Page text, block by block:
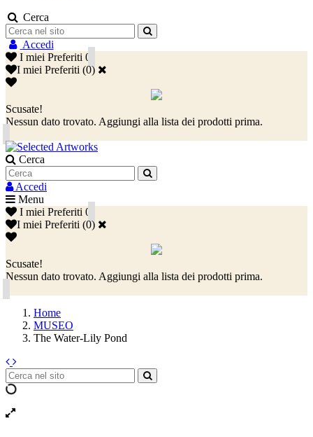
Cerca
Accedi
I miei Preferiti 0
I miei Preferiti (0)
Scusate!
Nessun dato trovato. Aggiungi alla lista dei prodotti prima.
Cerca
Accedi
Menu
I miei Preferiti 0
I miei Preferiti (0)
Scusate!
Nessun dato trovato. Aggiungi alla lista dei prodotti prima.
Home
MUSEO
The Water-Lily Pond